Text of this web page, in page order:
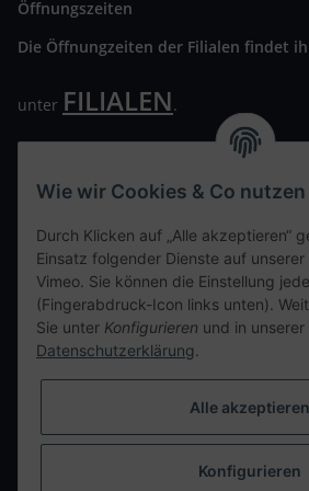
Öffnungszeiten
Die Öffnungzeiten der Filialen findet
unter FILIALEN.
Wir freuen uns auf Euren Besuch. Bitte
Kontaktdaten
tweet
teilen
Vertrag widerrufen
Wie wir Cookies & Co nutzen
Durch Klicken auf „Alle akzeptieren“
Einsatz folgender Dienste auf unserer
Vimeo. Sie können die Einstellung
(Fingerabdruck-Icon links unten).
Sie unter Konfigurieren und in unserer
Datenschutzerklärung.
Alle akzeptieren
Konfigurieren